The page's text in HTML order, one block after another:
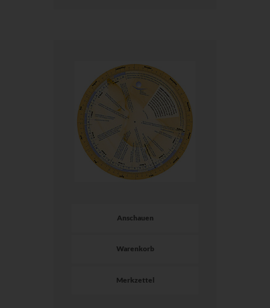
Anschauen
Warenkorb
Merkzettel